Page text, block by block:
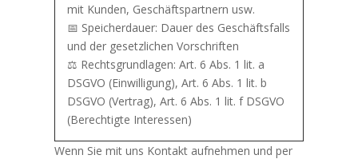
mit Kunden, Geschäftspartnern usw.
📅 Speicherdauer: Dauer des Geschäftsfalls
und der gesetzlichen Vorschriften
⚖️ Rechtsgrundlagen: Art. 6 Abs. 1 lit. a
DSGVO (Einwilligung), Art. 6 Abs. 1 lit. b
DSGVO (Vertrag), Art. 6 Abs. 1 lit. f DSGVO
(Berechtigte Interessen)
Wenn Sie mit uns Kontakt aufnehmen und per